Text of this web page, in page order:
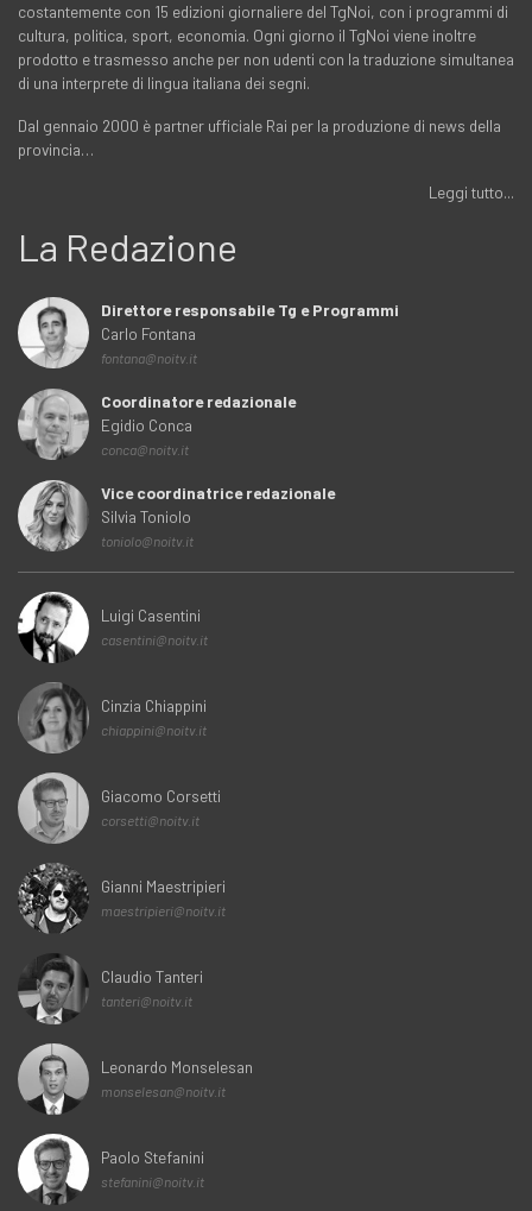
costantemente con 15 edizioni giornaliere del TgNoi, con i programmi di
cultura, politica, sport, economia. Ogni giorno il TgNoi viene inoltre
prodotto e trasmesso anche per non udenti con la traduzione simultanea
di una interprete di lingua italiana dei segni.
Dal gennaio 2000 è partner ufficiale Rai per la produzione di news della
provincia…
Leggi tutto...
La Redazione
Direttore responsabile Tg e Programmi
Carlo Fontana
fontana@noitv.it
Coordinatore redazionale
Egidio Conca
conca@noitv.it
Vice coordinatrice redazionale
Silvia Toniolo
toniolo@noitv.it
Luigi Casentini
casentini@noitv.it
Cinzia Chiappini
chiappini@noitv.it
Giacomo Corsetti
corsetti@noitv.it
Gianni Maestripieri
maestripieri@noitv.it
Claudio Tanteri
tanteri@noitv.it
Leonardo Monselesan
monselesan@noitv.it
Paolo Stefanini
stefanini@noitv.it